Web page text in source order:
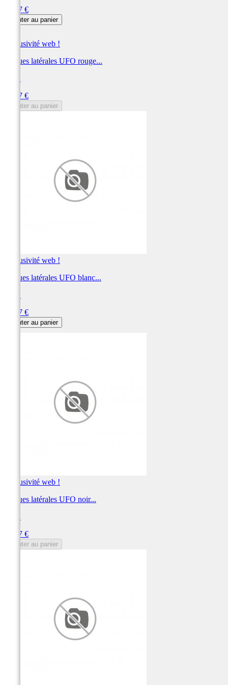
78,37 €
Ajouter au panier
Exclusivité web !
Plaques latérales UFO rouge...
78,37 €
Ajouter au panier
Exclusivité web !
Plaques latérales UFO blanc...
78,37 €
Ajouter au panier
Exclusivité web !
Plaques latérales UFO noir...
78,37 €
Ajouter au panier